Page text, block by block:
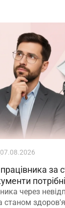
07.08.2026
за
через
станом